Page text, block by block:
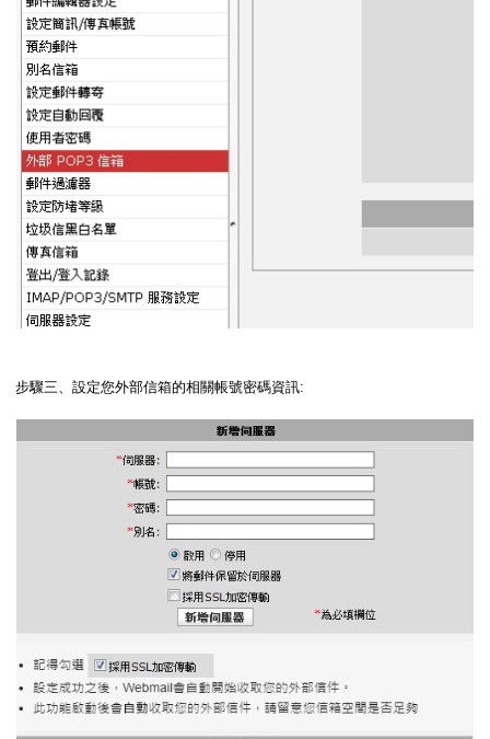
步驟三、設定您外部信箱的相關帳號密碼資訊: